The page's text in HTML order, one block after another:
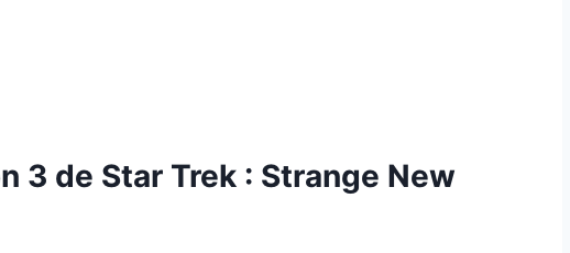
3 de Star Trek : Strange New